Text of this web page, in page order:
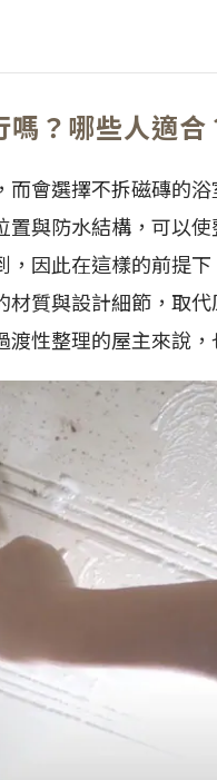
？哪些人適合
會選擇不拆磁磚的
與防水結構，可以
因此在這樣的前提
質與設計細節，取
性整理的屋主來說，